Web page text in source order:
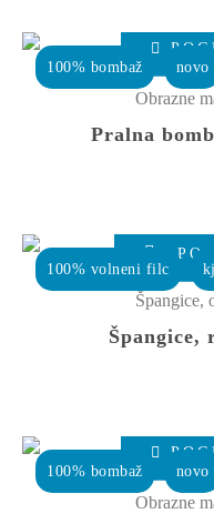
100% bombaž novo
Obrazne
Pralna
100% volneni filc
Špangice,
Špangice,
100% bombaž novo
Obrazne